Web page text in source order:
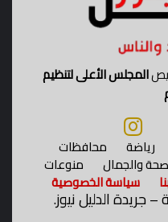
المجلس الأعلى لتنظيم
رياضة محافظات
والجمال منوعات
سياسة الخصوصية
الدليل نيوز.